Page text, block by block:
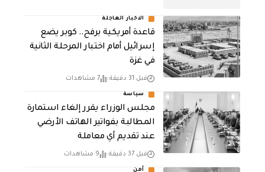
الاخبار العاجلة
قاعدة أمريكية برفح.. كوبر يضع
إسرائيل أمام اختبار المرحلة الثانية
في غزة
قبل 31 دقيقة 7 مشاهدات
سياسة
مجلس الوزراء يقرر إلغاء استمارة
المطالبة بفواتير الهاتف الأرضي
عند تقديم أي معاملة
قبل 37 دقيقة 9 مشاهدات
أمن